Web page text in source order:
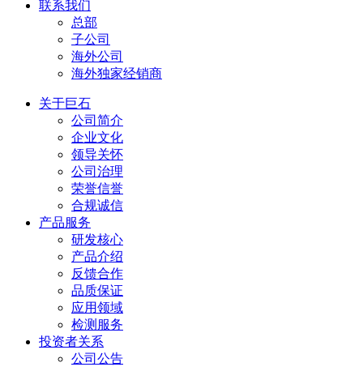
联系我们
总部
子公司
海外公司
海外独家经销商
关于巨石
公司简介
企业文化
领导关怀
公司治理
荣誉信誉
合规诚信
产品服务
研发核心
产品介绍
反馈合作
品质保证
应用领域
检测服务
投资者关系
公司公告